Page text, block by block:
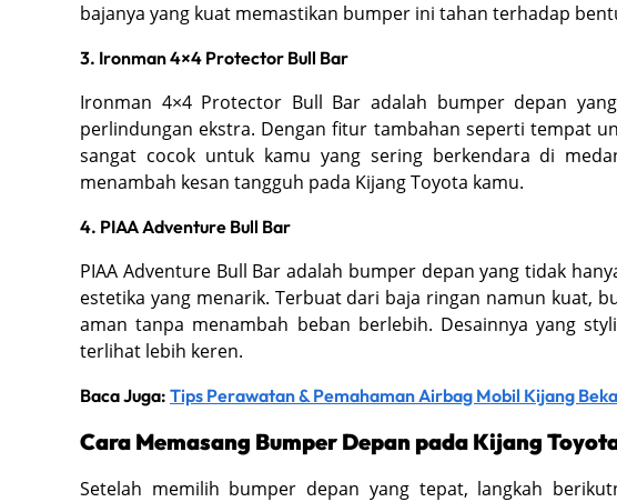
bajanya yang kuat memastikan bumper ini tahan terhadap
3. Ironman 4×4 Protector Bull Bar
Ironman 4×4 Protector Bull Bar adalah bumper depan
perlindungan ekstra. Dengan fitur tambahan seperti tempat
sangat cocok untuk kamu yang sering berkendara di
menambah kesan tangguh pada Kijang Toyota kamu.
4. PIAA Adventure Bull Bar
PIAA Adventure Bull Bar adalah bumper depan yang tidak
estetika yang menarik. Terbuat dari baja ringan namun kuat,
aman tanpa menambah beban berlebih. Desainnya yang
terlihat lebih keren.
Baca Juga: Tips Perawatan & Pemahaman Airbag Mobil Kijang
Cara Memasang Bumper Depan pada Kijang
Setelah memilih bumper depan yang tepat, langkah